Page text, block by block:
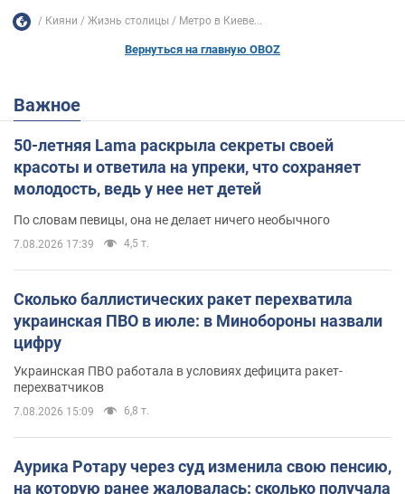
Кияни Жизнь столицы Метро в Киеве...
Вернуться на главную OBOZ
Важное
50-летняя Lama раскрыла секреты своей
красоты и ответила на упреки, что сохраняет
молодость, ведь у нее нет детей
По словам певицы, она не делает ничего необычного
7.08.2026 17:39 4,5 т.
Сколько баллистических ракет перехватила
украинская ПВО в июле: в Минобороны назвали
цифру
Украинская ПВО работала в условиях дефицита ракет-
перехватчиков
7.08.2026 15:09 6,8 т.
Аурика Ротару через суд изменила свою пенсию,
на которую ранее жаловалась: сколько получала